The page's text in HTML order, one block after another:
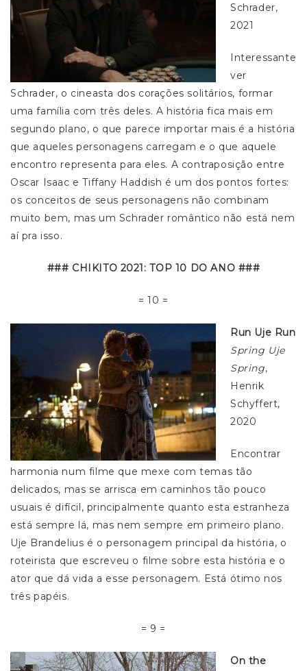
Schrader,
2021
Interessante
ver
Schrader, o cineasta dos corações solitários, formar
uma família com três deles. A história fica mais em
segundo plano, o que parece importar mais é a história
que aqueles personagens carregam e o que aquele
encontro representa para eles. A contraposição entre
Oscar Isaac e Tiffany Haddish é um dos pontos fortes:
os conceitos de seus personagens não combinam
muito bem, mas um Schrader romântico não está nem
aí pra isso.
### CHIKITO 2021: TOP 10 DO ANO ###
= 10 =
Run Uje Run
Spring Uje
Spring,
Henrik
Schyffert,
2020
Encontrar
harmonia num filme que mexe com temas tão
delicados, mas se arrisca em caminhos tão pouco
usuais é difícil, principalmente quanto esta estranheza
está sempre lá, mas nem sempre em primeiro plano.
Uje Brandelius é o personagem principal da história, o
roteirista que escreveu o filme sobre esta história e o
ator que dá vida a esse personagem. Está ótimo nos
três papéis.
= 9 =
On the